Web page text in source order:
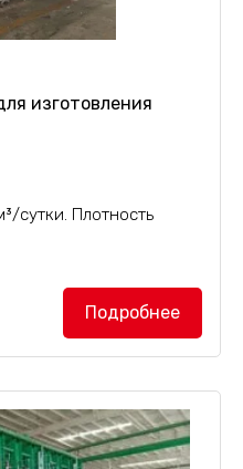
изготовления
сутки. Плотность
Подробнее